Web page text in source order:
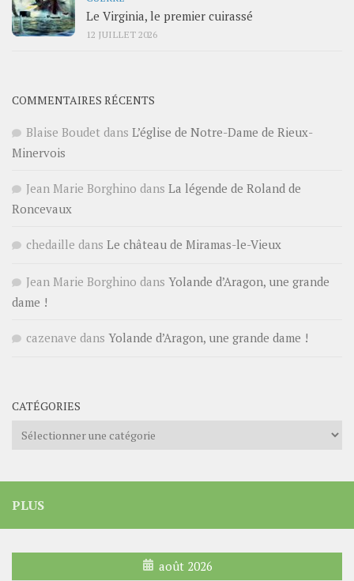
Le Virginia, le premier cuirassé
12 JUILLET 2026
COMMENTAIRES RÉCENTS
Blaise Boudet dans L’église de Notre-Dame de Rieux-
Minervois
Jean Marie Borghino dans La légende de Roland de
Roncevaux
chedaille dans Le château de Miramas-le-Vieux
Jean Marie Borghino dans Yolande d’Aragon, une grande
dame !
cazenave dans Yolande d’Aragon, une grande dame !
CATÉGORIES
Catégories
PLUS
août 2026